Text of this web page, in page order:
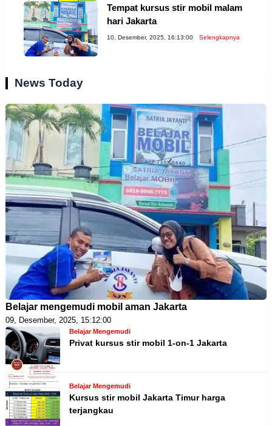
Tempat kursus stir mobil malam
hari Jakarta
10, Desember, 2025, 16:13:00 Selengkapnya
News Today
Belajar mengemudi mobil aman Jakarta
09, Desember, 2025, 15:12:00
Belajar Mengemudi
Privat kursus stir mobil 1-on-1 Jakarta
Belajar Mengemudi
Kursus stir mobil Jakarta Timur harga
terjangkau